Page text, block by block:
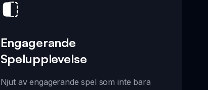
Engagerande
Spelupplevelse
Njut av engagerande spel som inte bara